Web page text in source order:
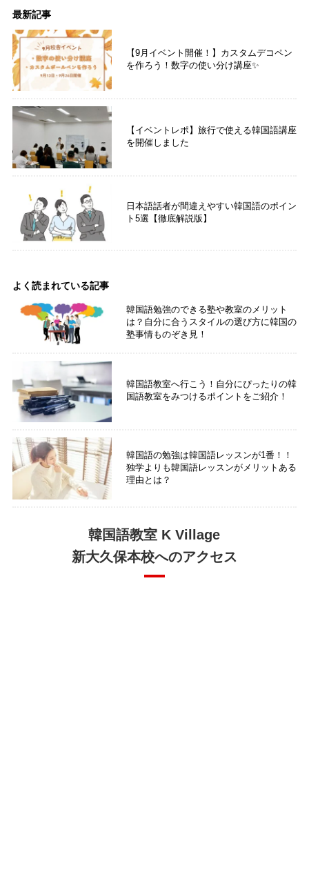
最新記事
【9月イベント開催！】カスタムデコペン
を作ろう！数字の使い分け講座✨
【イベントレポ】旅行で使える韓国語講座
を開催しました
日本語話者が間違えやすい韓国語のポイン
ト5選【徹底解説版】
よく読まれている記事
韓国語勉強のできる塾や教室のメリット
は？自分に合うスタイルの選び方に韓国の
塾事情ものぞき見！
韓国語教室へ行こう！自分にぴったりの韓
国語教室をみつけるポイントをご紹介！
韓国語の勉強は韓国語レッスンが1番！！
独学よりも韓国語レッスンがメリットある
理由とは？
韓国語教室 K Village
新大久保本校へのアクセス